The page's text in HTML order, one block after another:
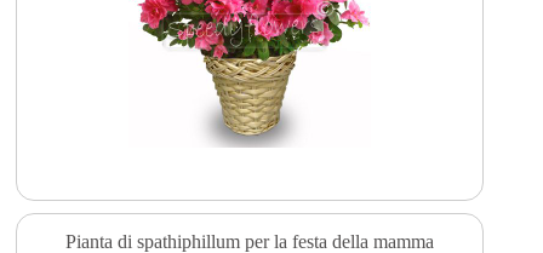
Pianta di spathiphillum per la festa della mamma